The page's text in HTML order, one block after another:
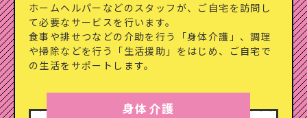
ホームヘルパーなどのスタッフが、ご自宅を訪問し
て必要な サービスを行います。
食事や排せつなどの介助を行う「身体介護」、調理
や掃除などを行う「生活援助」をはじめ、ご自宅で
の生活をサポートします。
身体介護